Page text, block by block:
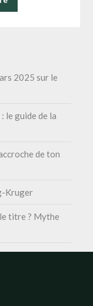
2025 sur le
le guide de la
de ton
Kruger
titre ? Mythe